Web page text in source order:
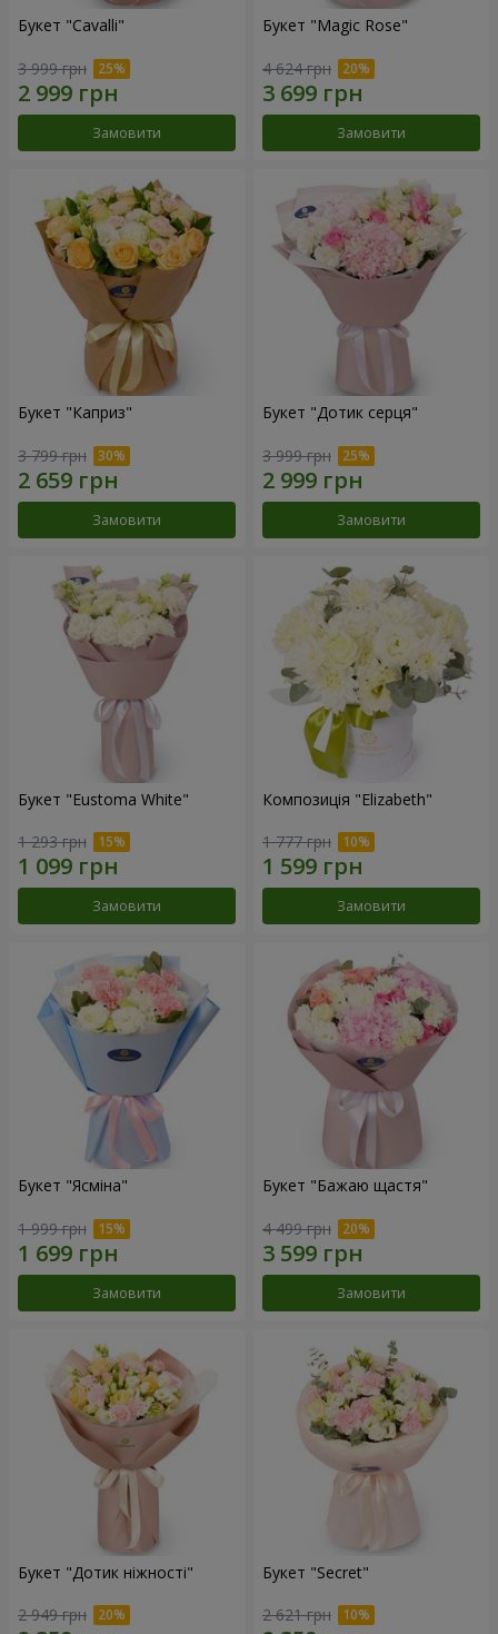
Букет "Cаvalli"
3 999 грн
Замовити
Букет "Magic Rose"
4 624 грн
Замовити
Букет "Каприз"
3 799 грн
Замовити
Букет "Дотик серця"
3 999 грн
Замовити
Букет "Eustoma White"
1 293 грн
Замовити
Композиція "Elizabeth"
1 777 грн
Замовити
Букет "Ясміна"
1 999 грн
Замовити
Букет "Бажаю щастя"
4 499 грн
Замовити
Букет "Дотик ніжності"
2 949 грн
Букет "Secret"
2 621 грн